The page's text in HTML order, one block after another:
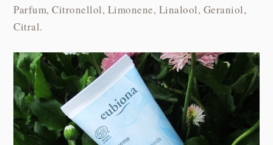
Parfum, Citronellol, Limonene, Linalool, Geraniol,
Citral.